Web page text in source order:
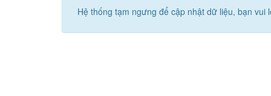
Hệ thống tạm ngưng để cập nhật dữ liệu, bạn vui